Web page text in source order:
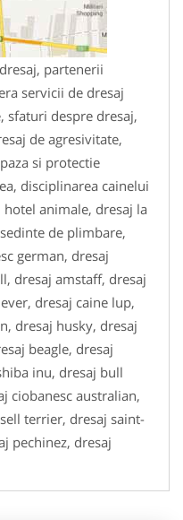
partenerii
servicii de dresaj
sfaturi despre dresaj,
de agresivitate,
si protectie
disciplinarea cainelui
animale, dresaj la
de plimbare,
german, dresaj
dresaj amstaff, dresaj
dresaj caine lup,
dresaj husky, dresaj
beagle, dresaj
inu, dresaj bull
ciobanesc australian,
terrier, dresaj saint-
pechinez, dresaj